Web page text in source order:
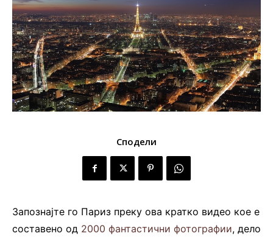
Сподели
Запознајте го Париз преку ова кратко видео кое е
составено од 2000 фантастични фотографии, дело